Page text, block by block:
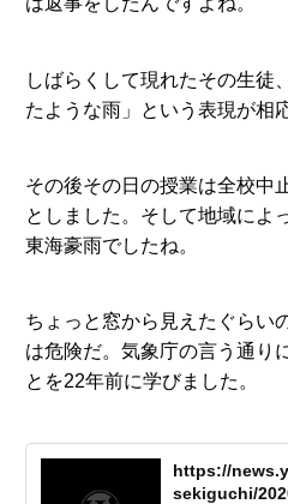
しばらくして現れたその生徒
たような雨」という表現が相
その後その日の授業は全校中
としました。そして地域によ
東海豪雨でしたね。
ちょっと窓から見えたぐらい
は危険だ。気象庁の言う通り
とを22年前に学びました。
https://
sekiguchi/